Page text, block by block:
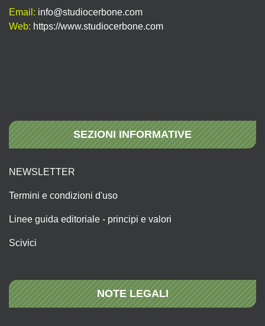
Email: info@studiocerbone.com
Web: https://www.studiocerbone.com
SEZIONI INFORMATIVE
NEWSLETTER
Termini e condizioni d'uso
Linee guida editoriale - principi e valori
Scivici
NOTE LEGALI